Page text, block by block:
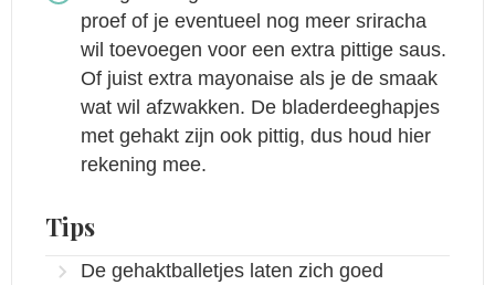
proef of je eventueel nog meer sriracha
wil toevoegen voor een extra pittige saus.
Of juist extra mayonaise als je de smaak
wat wil afzwakken. De bladerdeeghapjes
met gehakt zijn ook pittig, dus houd hier
rekening mee.
Tips
De gehaktballetjes laten zich goed